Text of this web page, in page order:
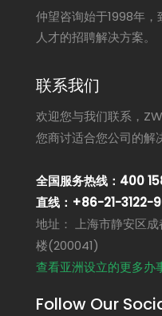
仲望咨询始于1998年
人才的招聘解决方案。
联系我们
欢迎您与我们联系，
您商讨适合您公司的解
全国服务热线：400
直线：+86-21-3122-
地址： 上海市静安区
楼(200041)
查看亚洲设立的更多办
Follow Our